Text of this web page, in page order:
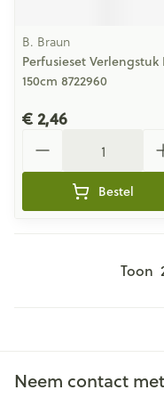
B. Braun
Perfusieset Verlengstuk
150cm 8722960
€ 2,46
Bestel
Toon
Neem contact